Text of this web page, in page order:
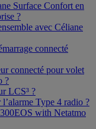
Surface Confort en
?
avec Céliane
connecté
connecté pour volet
?
LCS³ ?
Type 4 radio ?
with Netatmo